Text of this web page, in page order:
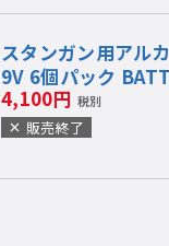
スタンガン用アル
9V 6個パック
4,100円 税別
販売終了